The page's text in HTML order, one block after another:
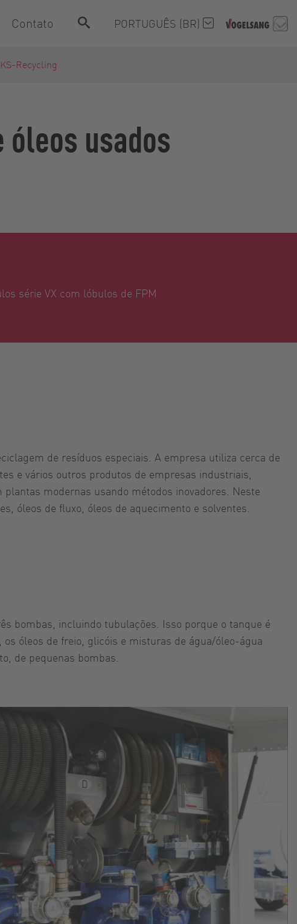
Contato PORTUGUÊS (BR)
Recycling
usados
série VX com lóbulos de FPM
de resíduos especiais. A empresa utiliza cerca de
e vários outros produtos de empresas industriais,
modernas usando métodos inovadores. Neste
óleos de fluxo, óleos de aquecimento e solventes.
bombas, incluindo tubulações. Isso porque o tanque é
óleos de freio, glicóis e misturas de água/óleo-água
de pequenas bombas.